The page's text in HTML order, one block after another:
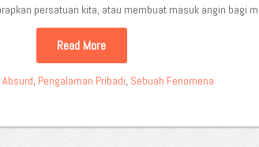
persatuan kita, atau membuat masuk angin bagi
Read More
Absurd, Pengalaman Pribadi, Sebuah Fenomena